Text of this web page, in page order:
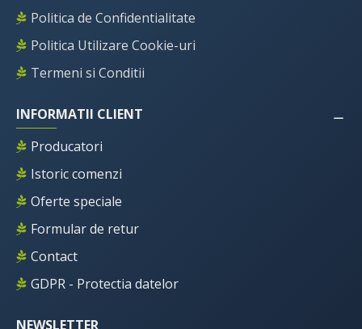
Politica de Confidentialitate
Politica Utilizare Cookie-uri
Termeni si Conditii
INFORMATII CLIENT
Producatori
Istoric comenzi
Oferte speciale
Formular de retur
Contact
GDPR - Protectia datelor
NEWSLETTER